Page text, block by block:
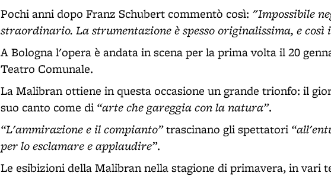
Pochi anni dopo Franz Schubert commentò così: "Impossibile
straordinario. La strumentazione è spesso originalissima, e così
A Bologna l'opera è andata in scena per la prima volta il 20
Teatro Comunale.
La Malibran ottiene in questa occasione un grande trionfo: il
suo canto come di “arte che gareggia con la natura”.
“L'ammirazione e il compianto”trascinano gli spettatori
per lo esclamare e applaudire”.
Le esibizioni della Malibran nella stagione di primavera, in vari